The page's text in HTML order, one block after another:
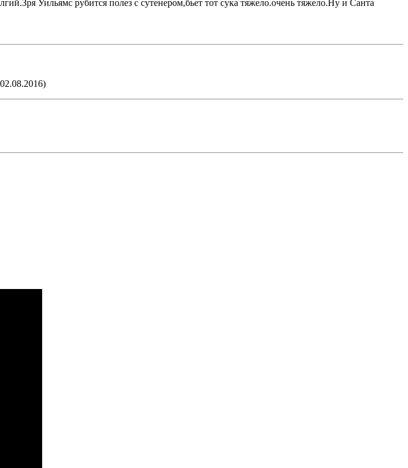
Уильямс рубится полез с сутенером,бьет тот сука тяжело.очень тяжело.Ну и Санта